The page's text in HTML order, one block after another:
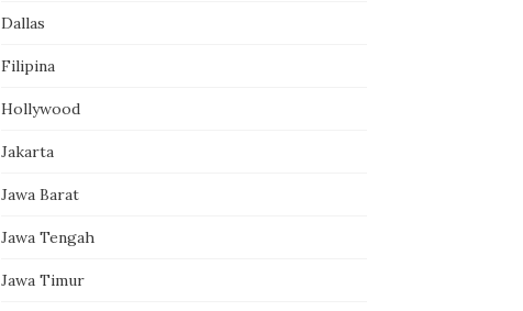
Dallas
Filipina
Hollywood
Jakarta
Jawa Barat
Jawa Tengah
Jawa Timur